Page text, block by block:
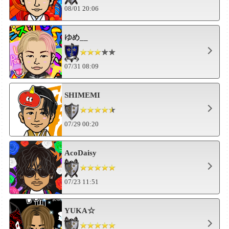
08/01 20:06
ゆめ__
07/31 08:09
SHIMEMI
07/29 00:20
AcoDaisy
07/23 11:51
YUKA☆